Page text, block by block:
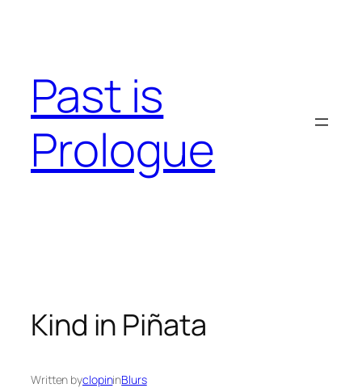
Past is
Prologue
Kind in Piñata
Written byclopininBlurs